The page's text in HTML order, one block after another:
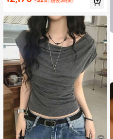
プス 上品フェミニンゆったりシルエ
か 体型カバー着痩せ効果 カジュアル
オフィスカジュアル